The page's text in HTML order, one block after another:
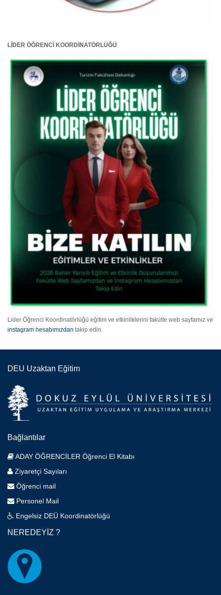
LİDER ÖĞRENCİ KOORDİNATÖRLÜĞÜ
Lider Öğrenci Koordinatörlüğü eğitim ve etkinliklerini fakülte web sayfamız ve
instagram hesabımızdan takip edin.
DEU Uzaktan Eğitim
Bağlantılar
ADAY ÖĞRENCİLER Öğrenci El Kitabı
Ziyaretçi Sayıları
Öğrenci mail
Personel Mail
Engelsiz DEÜ Koordinatörlüğü
NEREDEYİZ ?